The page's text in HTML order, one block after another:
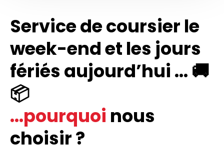
Service de coursier le
week-end et les jours
fériés aujourd’hui ... 🚚
📦
...pourquoi nous
choisir ?